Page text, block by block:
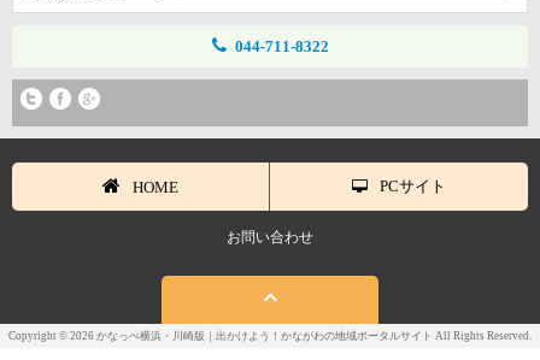
044-711-8322
HOME PCサイト
お問い合わせ
Copyright © 2026 かなっぺ横浜・川崎版｜出かけよう！かながわの地域ポータルサイト All Rights Reserved.